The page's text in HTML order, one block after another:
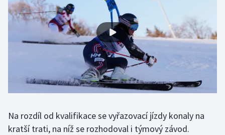
Gymnastika
Judo
Lezení
Na rozdíl od kvalifikace se vyřazovací jízdy konaly na
kratší trati, na níž se rozhodoval i týmový závod.